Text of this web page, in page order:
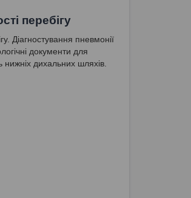
перебігу
Діагностування пневмонії
документи для
нижніх дихальних шляхів.